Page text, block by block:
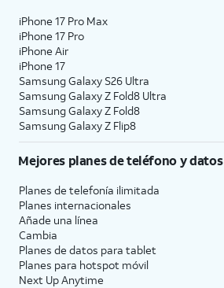
iPhone 17 Pro Max
iPhone 17 Pro
iPhone Air
iPhone 17
Samsung Galaxy S26 Ultra
Samsung Galaxy Z Fold8 Ultra
Samsung Galaxy Z Fold8
Samsung Galaxy Z Flip8
Mejores planes de teléfono y datos
Planes de telefonía ilimitada
Planes internacionales
Añade una línea
Cambia
Planes de datos para tablet
Planes para hotspot móvil
Next Up Anytime